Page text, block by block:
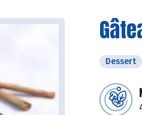
Dessert